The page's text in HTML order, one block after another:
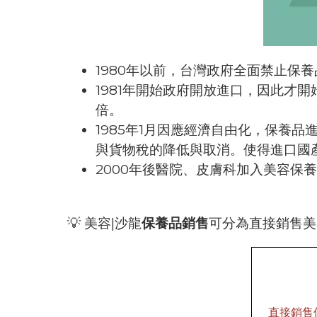
1980年以前，台灣政府全面禁止保
1981年開始政府開放進口，因此才
倍。
1985年1月因應經濟自由化，保養品
與貨物稅的降低與取消。使得進口
2000年後醫院、皮膚科加入美容保
💡 美容|沙龍保養品銷售可分為直接銷售
直接銷售